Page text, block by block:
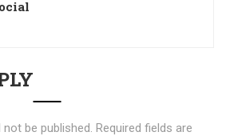
be published. Required fields are